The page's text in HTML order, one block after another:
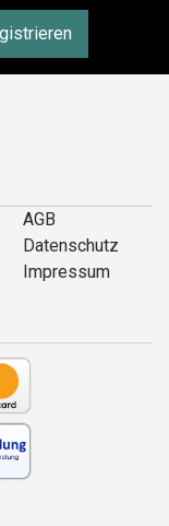
AGB
Datenschutz
Impressum